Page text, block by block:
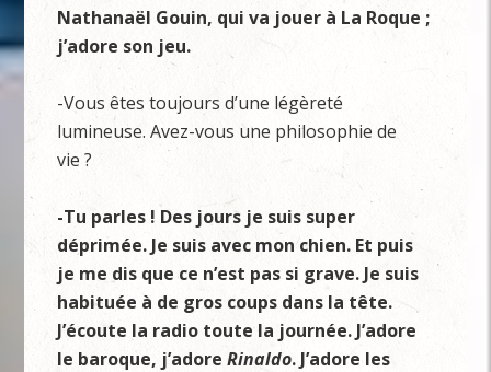
Nathanaël Gouin, qui va jouer à La Roque ;
j’adore son jeu.
-Vous êtes toujours d’une légèreté
lumineuse. Avez-vous une philosophie de
vie ?
-Tu parles ! Des jours je suis super
déprimée. Je suis avec mon chien. Et puis
je me dis que ce n’est pas si grave. Je suis
habituée à de gros coups dans la tête.
J’écoute la radio toute la journée. J’adore
le baroque, j’adoreRinaldo. J’adore les